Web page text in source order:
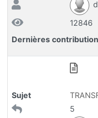
12846
Dernières
Sujet
5